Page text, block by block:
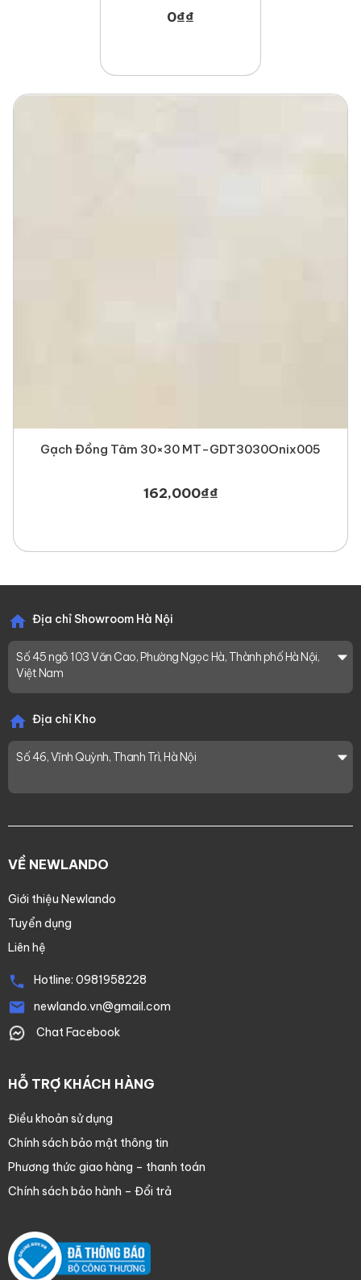
GDT3030Phale002
0₫₫
Gạch Đồng Tâm 30×30 MT-GDT3030Onix005
162,000₫₫
Địa chỉ Showroom Hà Nội
Số 45 ngõ 103 Văn Cao, Phường Ngọc Hà, Thành phố Hà Nội,
Việt Nam
Địa chỉ Kho
Số 46, Vĩnh Quỳnh, Thanh Trì, Hà Nội
VỀ NEWLANDO
Giới thiệu Newlando
Tuyển dụng
Liên hệ
Hotline: 0981958228
newlando.vn@gmail.com
Chat Facebook
HỖ TRỢ KHÁCH HÀNG
Điều khoản sử dụng
Chính sách bảo mật thông tin
Phương thức giao hàng – thanh toán
Chính sách bảo hành – Đổi trả